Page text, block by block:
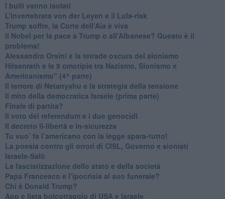
​I bulli vanno isolati
L’invertebrata von der Leyen e il Lula-risk
Trump soffre, la Corte dell'Aia è viva
​Il Nobel per la pace a Trump o all’Albanese? Questo è il
problema!
​Alessandro Orsini e la tetrade oscura del sionismo
​Hilsenrath e le 9 omotipie tra Nazismo, Sionismo e
Americanismo" (4^ parte)
​Il terrore di Netanyahu e la strategia della tensione
Il mito della democratica Israele (prima parte)
​Finale di partita?
​Il voto del referendum e i due genocidi
Il decreto il-libertà e in-sicurezza
Tu vuo’ fa l’americano con la legge spara-tutto!
La poesia contro gli orrori di CISL, Governo e sionisti
Israele-Salò
​La fascistizzazione dello stato e della società
Papa Francesco e l’ipocrisia al suo funerale?
​Chi è Donald Trump?
App e lista boicottaggio di USA e Israele